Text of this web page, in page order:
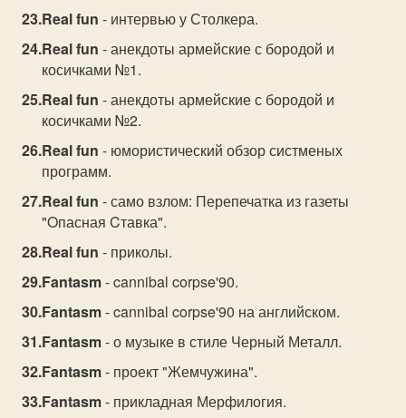
Real fun - интервью у Столкера.
Real fun - анекдоты армейские с бородой и
косичками №1.
Real fun - анекдоты армейские с бородой и
косичками №2.
Real fun - юмористический обзор систменых
программ.
Real fun - само взлом: Перепечатка из газеты
"Oпасная Cтавка".
Real fun - приколы.
Fantasm- cannibal corpse'90.
Fantasm- cannibal corpse'90 на английском.
Fantasm- о музыке в стиле Черный Металл.
Fantasm- проект "Жемчужина".
Fantasm- прикладная Мерфилогия.